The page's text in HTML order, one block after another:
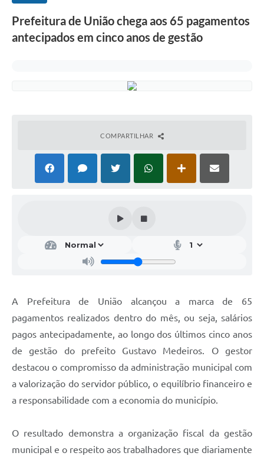
Prefeitura de União chega aos 65 pagamentos
antecipados em cinco anos de gestão
COMPARTILHAR
A Prefeitura de União alcançou a marca de 65
pagamentos realizados dentro do mês, ou seja, salários
pagos antecipadamente, ao longo dos últimos cinco anos
de gestão do prefeito Gustavo Medeiros. O gestor
destacou o compromisso da administração municipal com
a valorização do servidor público, o equilíbrio financeiro e
a responsabilidade com a economia do município.
O resultado demonstra a organização fiscal da gestão
municipal e o respeito aos trabalhadores que diariamente